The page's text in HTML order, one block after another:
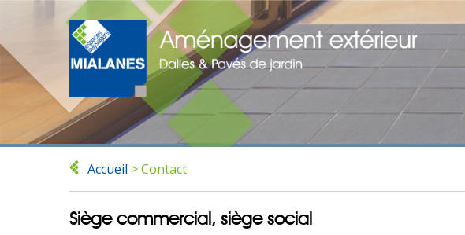
Accueil >Contact
Siège commercial, siège social